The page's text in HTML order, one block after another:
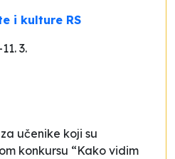
i kulture RS
3.
za učenike koji su
konkursu “Kako vidim